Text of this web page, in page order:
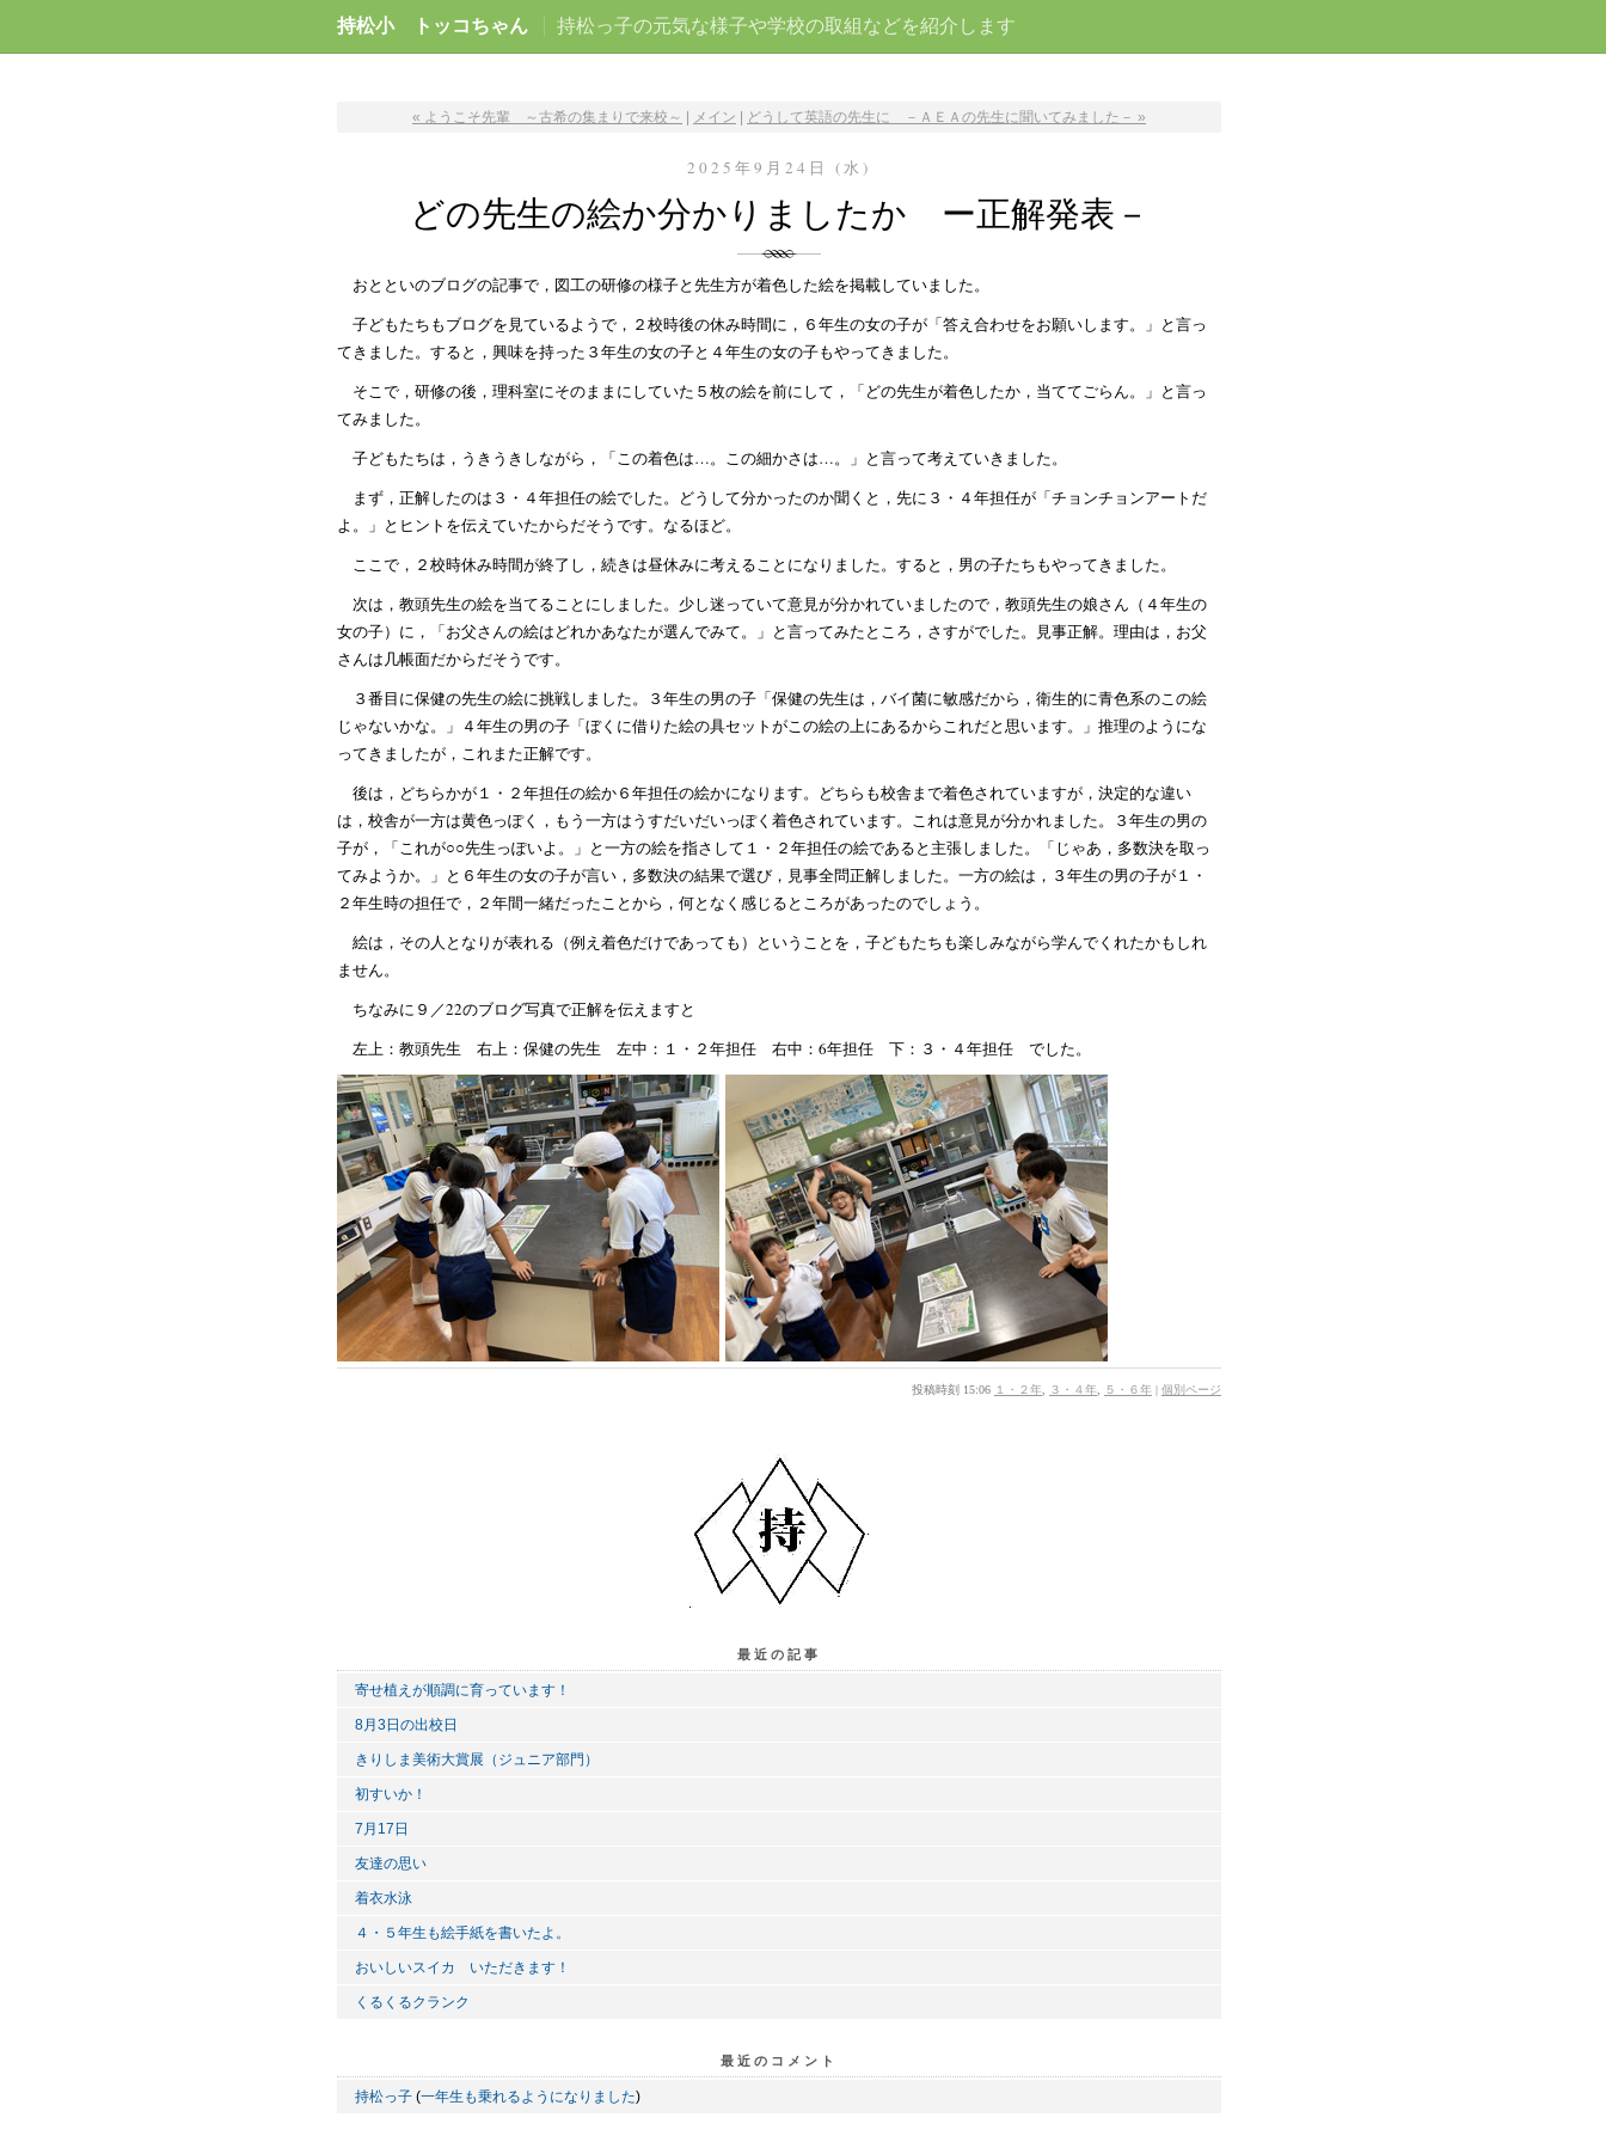
持松小 トッコちゃん 持松っ子の元気な様子や学校の取組などを紹介します
« ようこそ先輩 ～古希の集まりで来校～ メイン どうして英語の先生に －ＡＥＡの先生に聞いてみました－ »
2025年9月24日 (水)
どの先生の絵か分かりましたか ー正解発表－
おとといのブログの記事で，図工の研修の様子と先生方が着色した絵を掲載していました。
子どもたちもブログを見ているようで，２校時後の休み時間に，６年生の女の子が「答え合わせをお願いします。」と言っ
てきました。すると，興味を持った３年生の女の子と４年生の女の子もやってきました。
そこで，研修の後，理科室にそのままにしていた５枚の絵を前にして，「どの先生が着色したか，当ててごらん。」と言っ
てみました。
子どもたちは，うきうきしながら，「この着色は…。この細かさは…。」と言って考えていきました。
まず，正解したのは３・４年担任の絵でした。どうして分かったのか聞くと，先に３・４年担任が「チョンチョンアートだ
よ。」とヒントを伝えていたからだそうです。なるほど。
ここで，２校時休み時間が終了し，続きは昼休みに考えることになりました。すると，男の子たちもやってきました。
次は，教頭先生の絵を当てることにしました。少し迷っていて意見が分かれていましたので，教頭先生の娘さん（４年生の
女の子）に，「お父さんの絵はどれかあなたが選んでみて。」と言ってみたところ，さすがでした。見事正解。理由は，お父
さんは几帳面だからだそうです。
３番目に保健の先生の絵に挑戦しました。３年生の男の子「保健の先生は，バイ菌に敏感だから，衛生的に青色系のこの絵
じゃないかな。」４年生の男の子「ぼくに借りた絵の具セットがこの絵の上にあるからこれだと思います。」推理のようにな
ってきましたが，これまた正解です。
後は，どちらかが１・２年担任の絵か６年担任の絵かになります。どちらも校舎まで着色されていますが，決定的な違い
は，校舎が一方は黄色っぽく，もう一方はうすだいだいっぽく着色されています。これは意見が分かれました。３年生の男の
子が，「これが○○先生っぽいよ。」と一方の絵を指さして１・２年担任の絵であると主張しました。「じゃあ，多数決を取っ
てみようか。」と６年生の女の子が言い，多数決の結果で選び，見事全問正解しました。一方の絵は，３年生の男の子が１・
２年生時の担任で，２年間一緒だったことから，何となく感じるところがあったのでしょう。
絵は，その人となりが表れる（例え着色だけであっても）ということを，子どもたちも楽しみながら学んでくれたかもしれ
ません。
ちなみに９／22のブログ写真で正解を伝えますと
左上：教頭先生 右上：保健の先生 左中：１・２年担任 右中：6年担任 下：３・４年担任 でした。
投稿時刻 15:06 １・２年 ３・４年 ５・６年 | 個別ページ
最近の記事
寄せ植えが順調に育っています！
8月3日の出校日
きりしま美術大賞展（ジュニア部門）
初すいか！
7月17日
友達の思い
着衣水泳
４・５年生も絵手紙を書いたよ。
おいしいスイカ いただきます！
くるくるクランク
最近のコメント
持松っ子 (一年生も乗れるようになりました)